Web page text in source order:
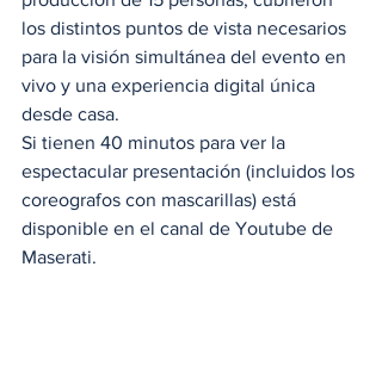
los distintos puntos de vista necesarios
para la visión simultánea del evento en
vivo y una experiencia digital única
desde casa.
Si tienen 40 minutos para ver la
espectacular presentación (incluidos los
coreografos con mascarillas) está
disponible en el canal de Youtube de
Maserati.